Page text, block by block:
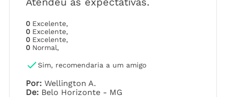
0 Excelente,
0 Excelente,
0 Excelente,
0 Normal,
Sim, recomendaria a um amigo
Por: Wellington A.
De: Belo Horizonte - MG